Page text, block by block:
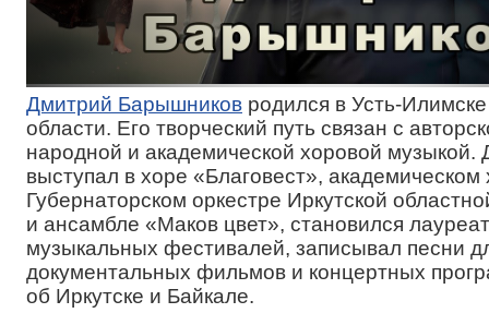
Дмитрий Барышников родился в Усть-
области. Его творческий путь связан с
народной и академической хоровой музыкой.
выступал в хоре «Благовест», академическом
Губернаторском оркестре Иркутской
и ансамбле «Маков цвет», становился
музыкальных фестивалей, записывал песни
документальных фильмов и концертных
об Иркутске и Байкале.